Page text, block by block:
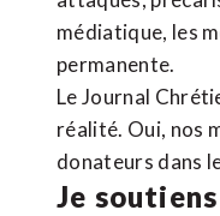
médiatique, les
permanente.
Le Journal
réalité. Oui, nos
donateurs dans
Je